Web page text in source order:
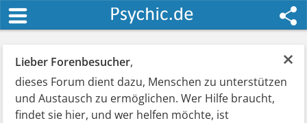
×
Lieber Forenbesucher,
dieses Forum dient dazu, Menschen zu unterstützen
und Austausch zu ermöglichen. Wer Hilfe braucht,
findet sie hier, und wer helfen möchte, ist